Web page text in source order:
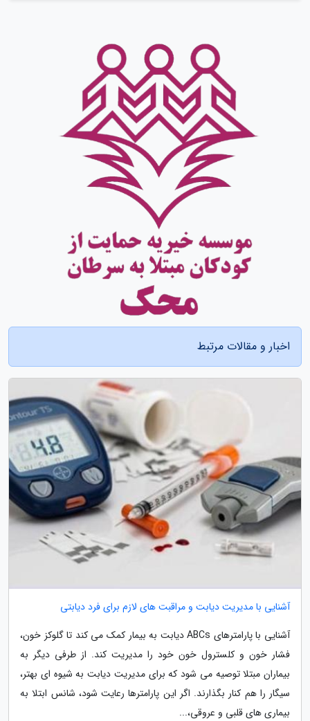
اخبار و مقالات مرتبط
آشنایی با مدیریت دیابت و مراقبت های لازم برای فرد دیابتی
آشنایی با پارامترهای ABCs دیابت به بیمار کمک می کند تا گلوکز خون،
فشار خون و کلسترول خون خود را مدیریت کند. از طرفی دیگر به
بیماران مبتلا توصیه می شود که برای مدیریت دیابت به شیوه ای بهتر،
سیگار را هم کنار بگذارند. اگر این پارامترها رعایت شود، شانس ابتلا به
بیماری های قلبی و عروقی،...